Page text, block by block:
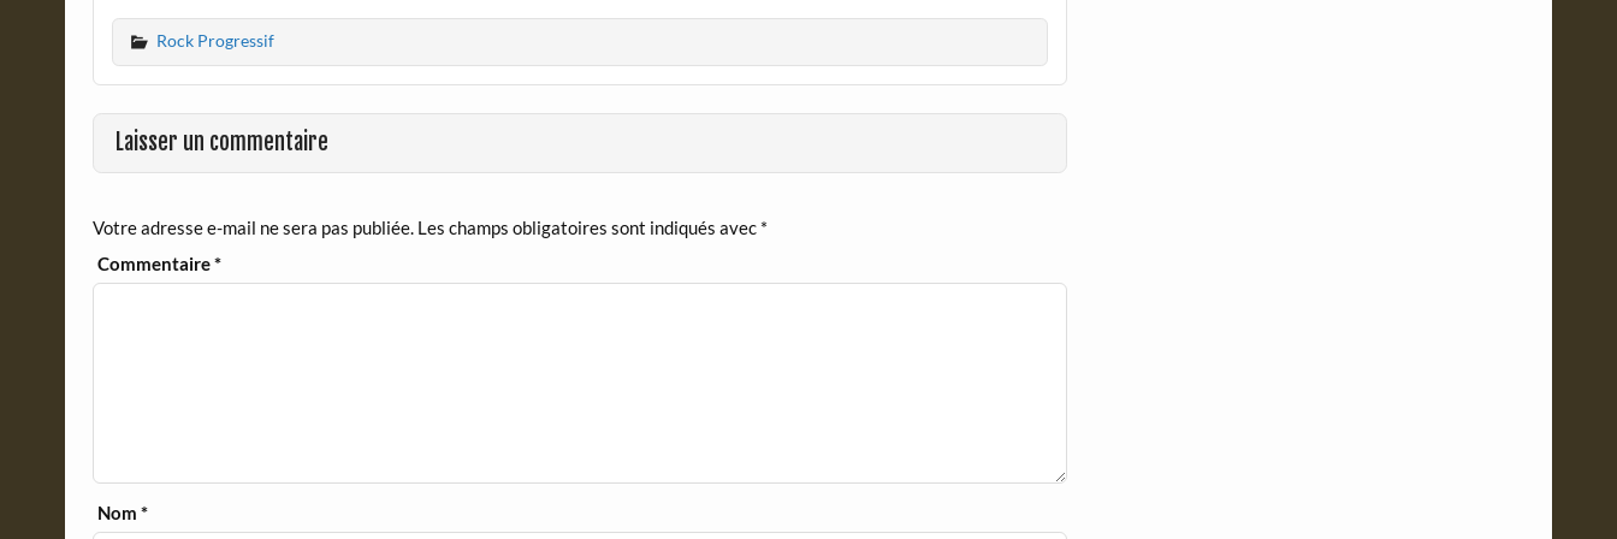
c
e
b
o
o
k
i
n
t
F
r
i
l
y
Rock Progressif
Laisser un commentaire
Votre adresse e-mail ne sera pas publiée. Les champs obligatoires sont indiqués avec *
Commentaire*
Nom*